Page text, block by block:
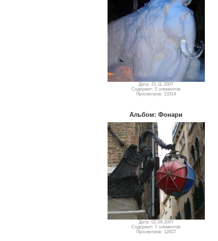
Дата: 21.11.2007
Содержит: 5 элементов
Просмотров: 13314
Альбом: Фонари
Дата: 02.09.2007
Содержит: 7 элементов
Просмотров: 12827